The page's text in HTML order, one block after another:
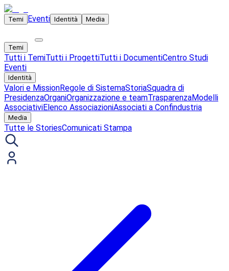
Temi Eventi Identità Media
Temi
Tutti i TemiTutti i ProgettiTutti i DocumentiCentro Studi
Eventi
Identità
Valori e MissionRegole di SistemaStoriaSquadra di
PresidenzaOrganiOrganizzazione e teamTrasparenzaModelli
AssociativiElenco AssociazioniAssociati a Confindustria
Media
Tutte le StoriesComunicati Stampa